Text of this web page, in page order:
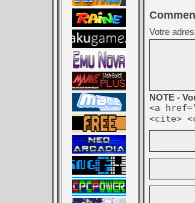
Votre
NOTE -
<a
<cite>